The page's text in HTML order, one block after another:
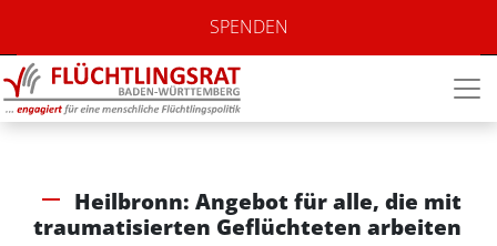
SPENDEN
Heilbronn: Angebot für alle, die mit
traumatisierten Geflüchteten arbeiten